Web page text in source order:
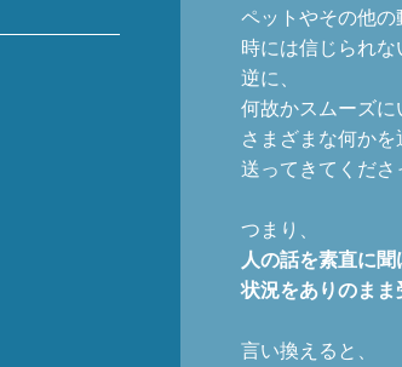
ペットやその他の
時には信じられ
逆に、
何故かスムーズ
さまざまな何か
送ってきてくださ
つまり、
人の話を素直に聞
状況をありのま
言い換えると、